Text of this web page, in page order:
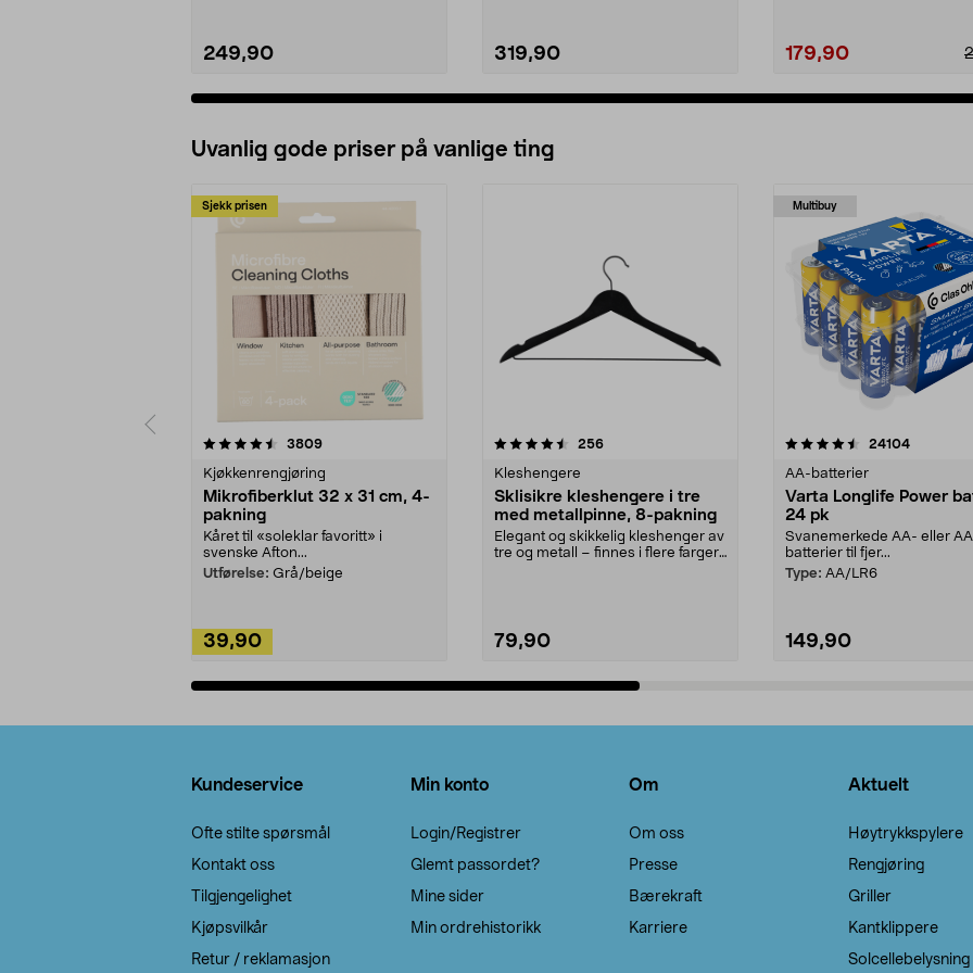
249,90 319,90 179,90
Uvanlig gode priser på vanlige ting
Sjekk prisen
3809anmeldelser
Kjøkkenrengjøring
Mikrofiberklut 32 x 31 cm, 4-
pakning
Kåret til «soleklar favoritt» i
svenske Afton...
Utførelse: Grå/beige
39,90
4.5av 5 stjerner 256anmeldelser
Kleshengere
Sklisikre kleshengere i tre
med metallpinne, 8-pakning
Elegant og skikkelig kleshenger av
tre og metall – finnes i flere farger.
79,90
Multibuy
4.5av 5 stjerner 24104
AA-batterier
Varta Longlife Power
24 pk
Svanemerkede AA- eller
batterier til fjer...
Type: AA/LR6
149,90
4.5av 5 stjerner
Kundeservice
Ofte stilte spørsmål
Kontakt oss
Tilgjengelighet
Kjøpsvilkår
Retur / reklamasjon
Min konto
Login/Registrer
Glemt passordet?
Mine sider
Min ordrehistorikk
Om
Om oss
Presse
Bærekraft
Karriere
Aktuelt
Høytrykkspylere
Rengjøring
Griller
Kantklippere
Solcellebelysning